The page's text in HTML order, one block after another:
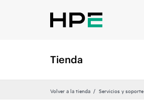
Tienda
Volver a la tienda Servicios y soporte